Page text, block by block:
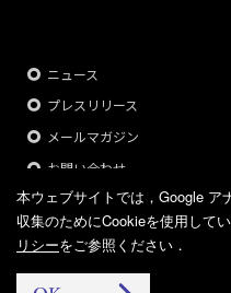
ニュース
プレスリリース
メールマガジン
お問い合わせ
サイト・ポリシー
本ウェブサイトでは，Google ア
収集のためにCookieを使用してい
リシーをご参照ください．